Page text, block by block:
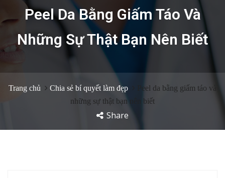
Peel Da Bằng Giấm Táo Và
Những Sự Thật Bạn Nên Biết
Trang chủ Chia sẻ bí quyết làm đẹp
Peel da bằng giấm táo và
những sự thật bạn nên biết
Share